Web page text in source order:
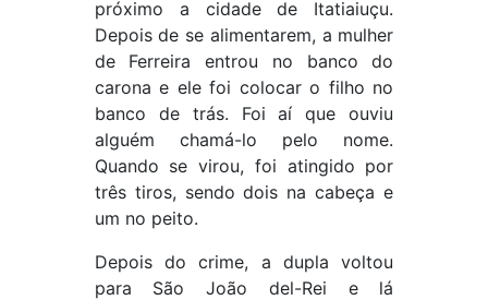
próximo a cidade de Itatiaiuçu.
Depois de se alimentarem, a mulher
de Ferreira entrou no banco do
carona e ele foi colocar o filho no
banco de trás. Foi aí que ouviu
alguém chamá-lo pelo nome.
Quando se virou, foi atingido por
três tiros, sendo dois na cabeça e
um no peito.
Depois do crime, a dupla voltou
para São João del-Rei e lá